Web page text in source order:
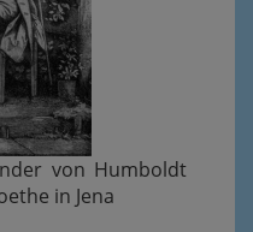
von Humboldt
in Jena